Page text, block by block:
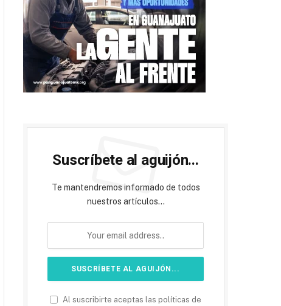
Suscríbete al aguijón...
Te mantendremos informado de todos
nuestros artículos...
Al suscribirte aceptas las políticas de